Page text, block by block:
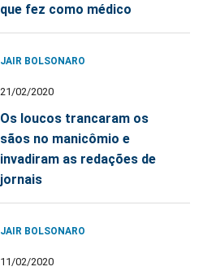
que fez como médico
JAIR BOLSONARO
21/02/2020
Os loucos trancaram os
sãos no manicômio e
invadiram as redações de
jornais
JAIR BOLSONARO
11/02/2020